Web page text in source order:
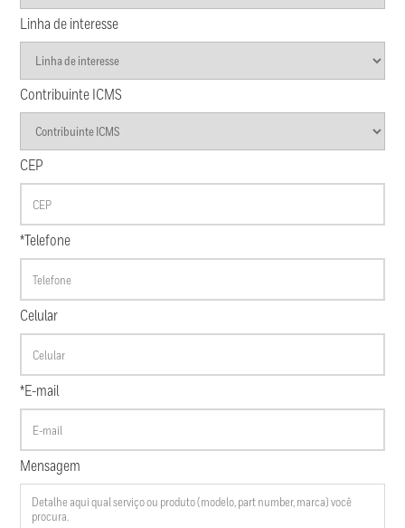
Linha de interesse
Contribuinte ICMS
CEP
*Telefone
Celular
*E-mail
Mensagem